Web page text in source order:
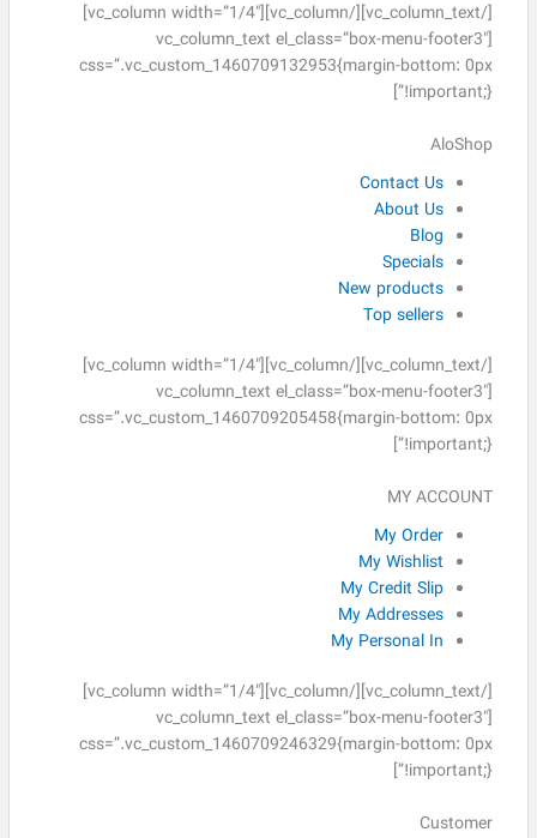
[/vc_column_text][/vc_column][vc_column width=”1/4″]
[vc_column_text el_class=”box-menu-footer3″
css=”.vc_custom_1460709132953{margin-bottom: 0px
!important;}”]
AloShop
Contact Us
About Us
Blog
Specials
New products
Top sellers
[/vc_column_text][/vc_column][vc_column width=”1/4″]
[vc_column_text el_class=”box-menu-footer3″
css=”.vc_custom_1460709205458{margin-bottom: 0px
!important;}”]
MY ACCOUNT
My Order
My Wishlist
My Credit Slip
My Addresses
My Personal In
[/vc_column_text][/vc_column][vc_column width=”1/4″]
[vc_column_text el_class=”box-menu-footer3″
css=”.vc_custom_1460709246329{margin-bottom: 0px
!important;}”]
Customer